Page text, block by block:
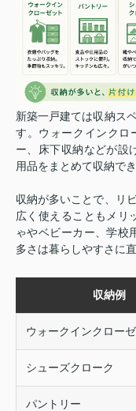
新築一戸建ては収納ス
す。 ウォークインクロ
ー、床下収納などが設
用品をまとめて収納でき
収納が多いことで、リ
広く使えることもメリ
ゃやベビーカー、学校
多さは暮らしやすさに直
収納例
ウォークインクロー
シューズクローク
パントリー